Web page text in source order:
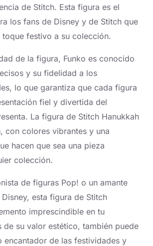
de Stitch. Esta figura es el
los fans de Disney y de Stitch que
toque festivo a su colección.
de la figura, Funko es conocido
y su fidelidad a los
lo que garantiza que cada figura
fiel y divertida del
La figura de Stitch Hanukkah
con colores vibrantes y una
hacen que sea una pieza
colección.
de figuras Pop! o un amante
esta figura de Stitch
imprescindible en tu
de su valor estético, también puede
encantador de las festividades y